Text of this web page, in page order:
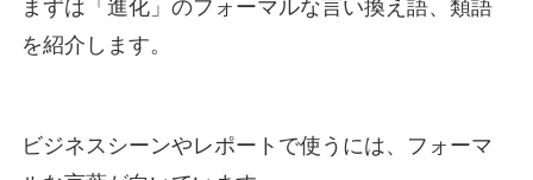
まずは「進化」のフォーマルな言い換え語、類語
を紹介します。
ビジネスシーンやレポートで使うには、フォーマ